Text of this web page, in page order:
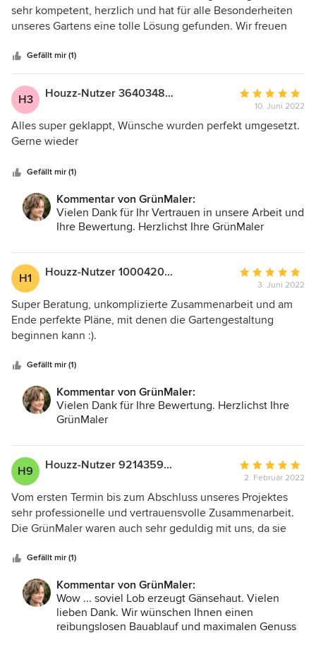
von
5
sehr kompetent, herzlich und hat für alle Besonderheiten
unseres Gartens eine tolle Lösung gefunden. Wir freuen
tollen Garten mit verschiedenen Bereichen für alle
Familienmitglieder umzuwandeln. Die 3D-Visualisierung
hat alles noch einmal mehr greifbar gemacht und deutlich
gezeigt, wie gut Frau John ihr Handwerk versteht.
Gefällt mir (1)
H3 Houzz-Nutzer 364034830
Bewertung:
5
10. Juni 2022
Alles super geklappt, Wünsche wurden perfekt umgesetzt.
Gerne wieder
Gefällt mir (1)
Kommentar von GrünMaler:
Vielen Dank für Ihr Vertrauen in unsere Arbeit und
Ihre Bewertung. Herzlichst Ihre GrünMaler
H1 Houzz-Nutzer 100042007
Bewertung:
5
von
3. Juni 2022
Super Beratung, unkomplizierte Zusammenarbeit und am
Ende perfekte Pläne, mit denen die Gartengestaltung
beginnen kann :).
Gefällt mir (1)
Kommentar von GrünMaler:
Vielen Dank für Ihre Bewertung. Herzlichst Ihre
GrünMaler
H9 Houzz-Nutzer 921435937
Bewertung:
5
von
5
2. Februar 2022
Vom ersten Termin bis zum Abschluss unseres Projektes
sehr professionelle und vertrauensvolle Zusammenarbeit.
Die GrünMaler waren auch sehr geduldig mit uns, da sie
eventuell normal nötig. Das Ergebnis hat uns sehr
begeistert und bestätigt, dass wir die Neuplanung unseres
Grundstückes allein N I E hinbekommen hätten. Wir
bedanken uns vielmals für die tolle Zusammenarbeit und
das Ergebnis und freuen uns, in der zweiten Jahreshälfte in
Gefällt mir (1)
Kommentar von GrünMaler:
Wow ... soviel Lob erzeugt Gänsehaut. Vielen
lieben Dank. Wir wünschen Ihnen einen
reibungslosen Bauablauf und maximalen Genuss